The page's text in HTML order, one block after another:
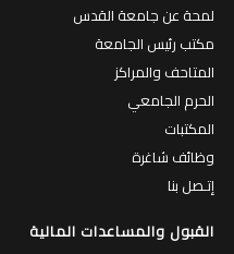
لمحة عن جامعة القدس
مكتب رئيس الجامعة
المتاحف والمراكز
الحرم الجامعي
المكتبات
وظائف شاغرة
إتـصل بنا
القبول والمساعدات المالية